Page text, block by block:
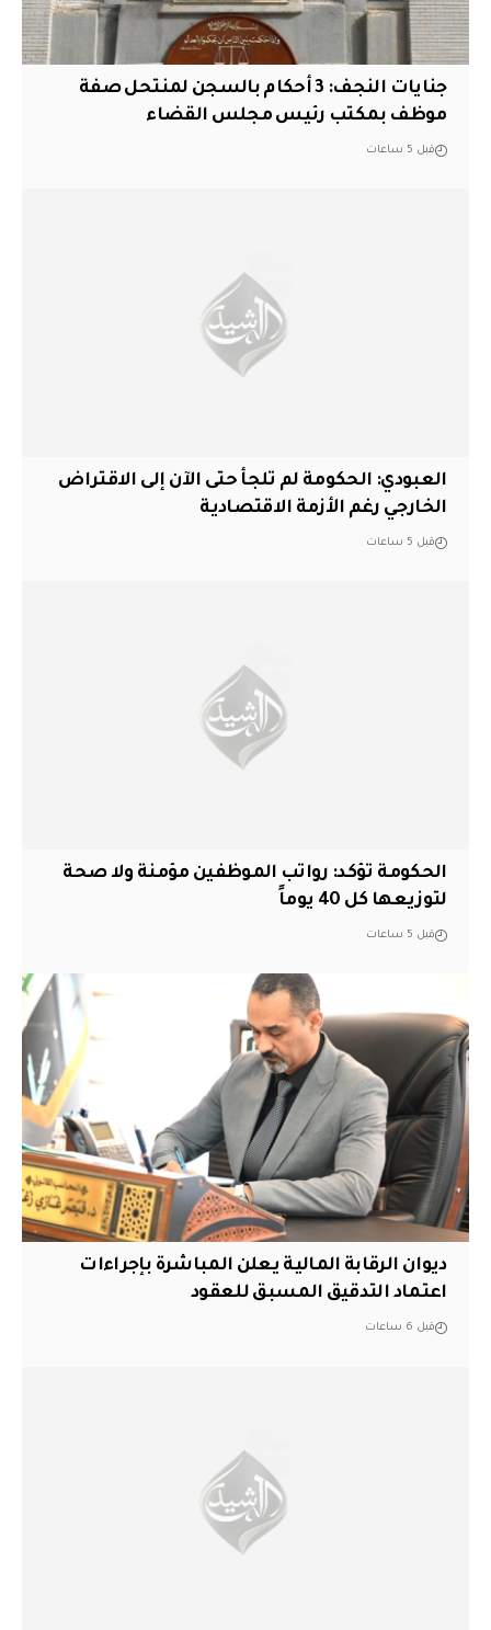
جنايات النجف: 3 أحكام بالسجن لمنتحل صفة
موظف بمكتب رئيس مجلس القضاء
قبل 5 ساعات
العبودي: الحكومة لم تلجأ حتى الآن إلى الاقتراض
الخارجي رغم الأزمة الاقتصادية
قبل 5 ساعات
الحكومة تؤكد: رواتب الموظفين مؤمنة ولا صحة
لتوزيعها كل 40 يوماً
قبل 5 ساعات
ديوان الرقابة المالية يعلن المباشرة بإجراءات
اعتماد التدقيق المسبق للعقود
قبل 6 ساعات